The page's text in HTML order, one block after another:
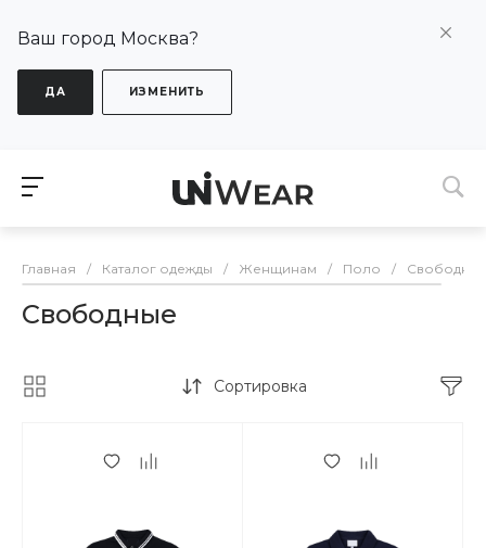
Ваш город Москва?
ДА ИЗМЕНИТЬ
Главная / Каталог одежды / Женщинам / Поло /
Свободные
Сортировка